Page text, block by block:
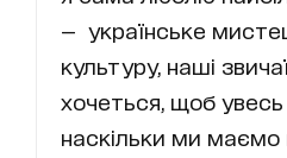
— українське
культуру, наші
хочеться, щоб увесь
наскільки ми маємо